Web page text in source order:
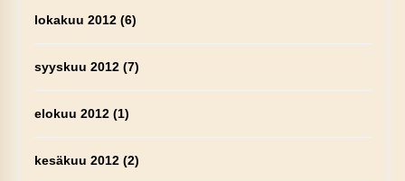
lokakuu 2012(6)
syyskuu 2012(7)
elokuu 2012(1)
kesäkuu 2012(2)